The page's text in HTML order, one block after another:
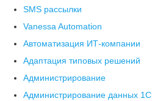
SMS рассылки
Vanessa Automation
Автоматизация ИТ-компании
Адаптация типовых решений
Администрирование
Администрирование данных 1С